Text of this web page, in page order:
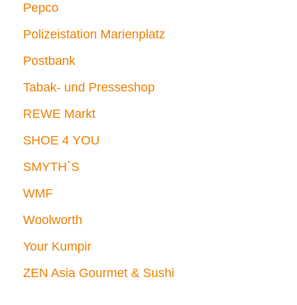
Pepco
Polizeistation Marienplatz
Postbank
Tabak- und Presseshop
REWE Markt
SHOE 4 YOU
SMYTH`S
WMF
Woolworth
Your Kumpir
ZEN Asia Gourmet & Sushi